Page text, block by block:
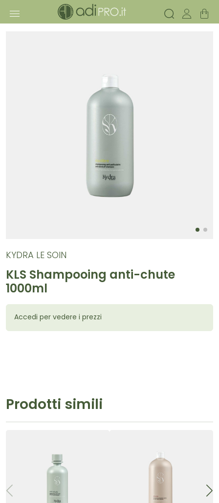
KYDRA LE SOIN
KLS Shampooing anti-chute
1000ml
Accedi per vedere i prezzi
Prodotti simili